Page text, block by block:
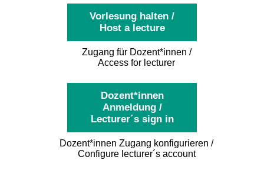
Vorlesung halten /
Host a lecture
Zugang für Dozent*innen /
Access for lecturer
Dozent*innen
Anmeldung /
Lecturer´s sign in
Dozent*innen Zugang konfigurieren /
Configure lecturer´s account